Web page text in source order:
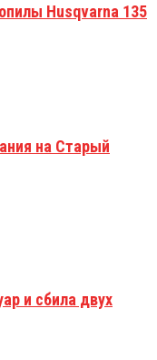
Husqvarna 135
на Старый
и сбила двух